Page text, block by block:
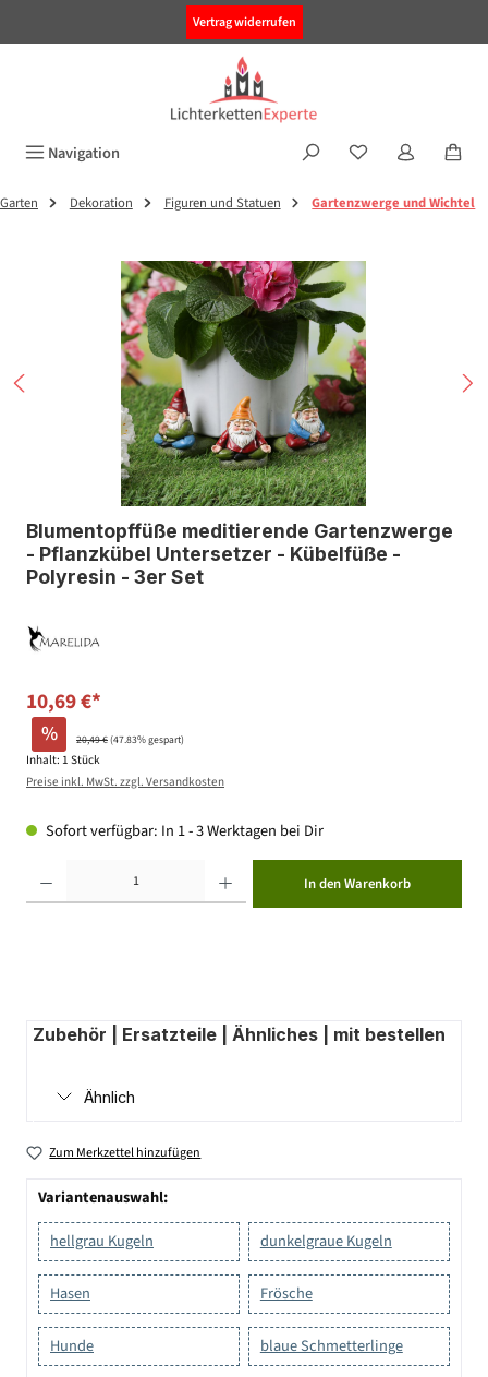
Vertrag widerrufen
Navigation
Garten Dekoration Figuren und Statuen Gartenzwerge und Wichtel
Bildergalerie überspringen
Blumentopffüße meditierende Gartenzwerge
- Pflanzkübel Untersetzer - Kübelfüße -
Polyresin - 3er Set
10,69 €*
% 20,49 €(47.83% gespart)
Inhalt: 1 Stück
Preise inkl. MwSt. zzgl. Versandkosten
Sofort verfügbar: In 1 - 3 Werktagen bei Dir
In den Warenkorb
Zubehör | Ersatzteile | Ähnliches | mit bestellen
Ähnlich
Zum Merkzettel hinzufügen
Variantenauswahl:
hellgrau Kugeln
dunkelgraue Kugeln
Hasen Frösche
Hunde blaue Schmetterlinge